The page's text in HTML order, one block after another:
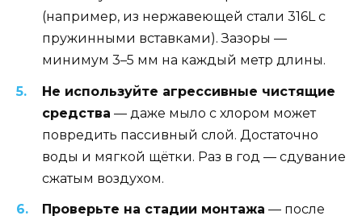
(например, из нержавеющей стали 316L с
пружинными вставками). Зазоры —
минимум 3–5 мм на каждый метр длины.
Не используйте агрессивные чистящие
средства — даже мыло с хлором может
повредить пассивный слой. Достаточно
воды и мягкой щётки. Раз в год — сдувание
сжатым воздухом.
Проверьте на стадии монтажа — после